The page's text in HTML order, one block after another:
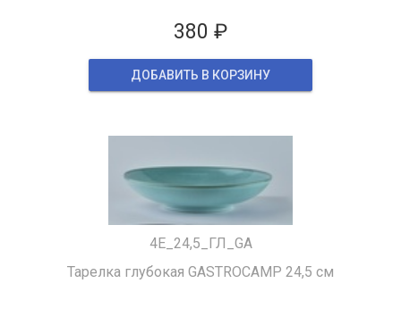
380 ₽
ДОБАВИТЬ В КОРЗИНУ
4Е_24,5_ГЛ_GA
Тарелка глубокая GASTROCAMP 24,5 см